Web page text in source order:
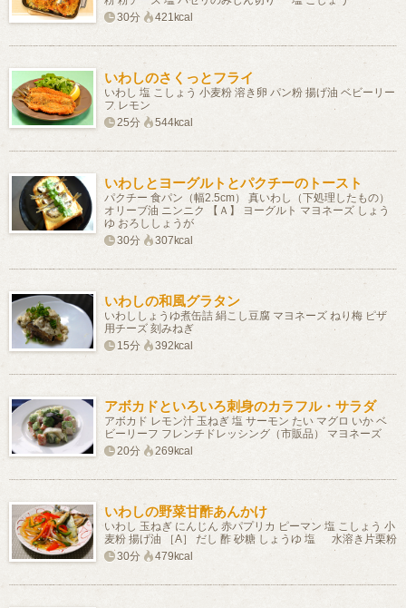
30分
421kcal
いわしのさくっとフライ
いわし 塩 こしょう 小麦粉 溶き卵 パン粉 揚げ油 ベビーリー
フ レモン
25分
544kcal
いわしとヨーグルトとパクチーのトースト
パクチー 食パン（幅2.5cm） 真いわし（下処理したもの）
オリーブ油 ニンニク 【Ａ】 ヨーグルト マヨネーズ しょう
ゆ おろししょうが
30分
307kcal
いわしの和風グラタン
いわししょうゆ煮缶詰 絹こし豆腐 マヨネーズ ねり梅 ピザ
用チーズ 刻みねぎ
15分
392kcal
アボカドといろいろ刺身のカラフル・サラダ
アボカド レモン汁 玉ねぎ 塩 サーモン たい マグロ いか ベ
ビーリーフ フレンチドレッシング（市販品） マヨネーズ
20分
269kcal
いわしの野菜甘酢あんかけ
いわし 玉ねぎ にんじん 赤パプリカ ピーマン 塩 こしょう 小
麦粉 揚げ油 ［A］ だし 酢 砂糖 しょうゆ 塩 水溶き片栗粉
30分
479kcal